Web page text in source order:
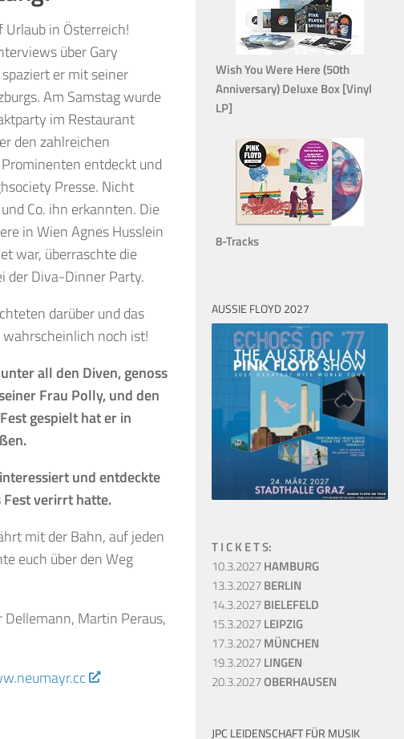
in Österreich!
über Gary
er mit seiner
Am Samstag wurde
im Restaurant
den zahlreichen
entdeckt und
Presse. Nicht
Co. ihn erkannten. Die
in Wien Agnes Husslein
war, überraschte die
der Diva-Dinner Party.
darüber und das
noch ist!
all den Diven, genoss
Frau Polly, und den
gespielt hat er in
und entdeckte
verirrt hatte.
mit der Bahn, auf jeden
euch über den Weg
Martin Peraus,
Wish You Were Here (50th
Anniversary) Deluxe Box [Vinyl
LP]
8-Tracks
AUSSIE FLOYD 2027
T I C K E T S:
10.3.2027HAMBURG
13.3.2027BERLIN
14.3.2027BIELEFELD
15.3.2027LEIPZIG
17.3.2027MÜNCHEN
19.3.2027LINGEN
20.3.2027OBERHAUSEN
JPC LEIDENSCHAFT FÜR MUSIK